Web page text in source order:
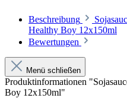
Beschreibung
Healthy Boy 12x150ml
Bewertungen
Menü schließen
Produktinformationen
Boy 12x150ml"